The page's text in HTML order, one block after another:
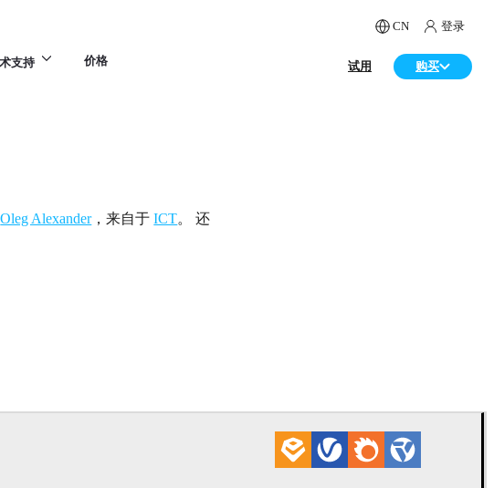
CN 登录
支持 价格 试用 购买
Oleg Alexander，来自于ICT。 还